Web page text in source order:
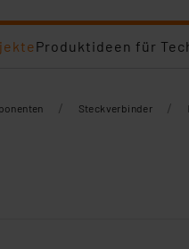
Produktideen für
/ Steckverbinder /